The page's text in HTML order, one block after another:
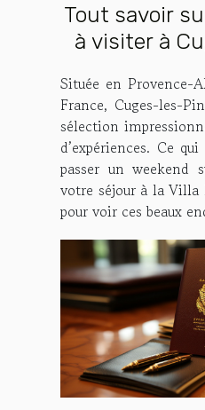
Tout savoir
à visiter à
Située en Provence-
France, Cuges-les-
sélection
d’expériences. Ce
passer un weekend
votre séjour à la Villa
pour voir ces beaux